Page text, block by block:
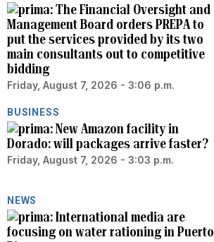
The Financial Oversight and
Management Board orders PREPA to
put the services provided by its two
main consultants out to competitive
bidding
Friday, August 7, 2026 - 3:06 p.m.
BUSINESS
New Amazon facility in
Dorado: will packages arrive faster?
Friday, August 7, 2026 - 3:03 p.m.
NEWS
International media are
focusing on water rationing in Puerto